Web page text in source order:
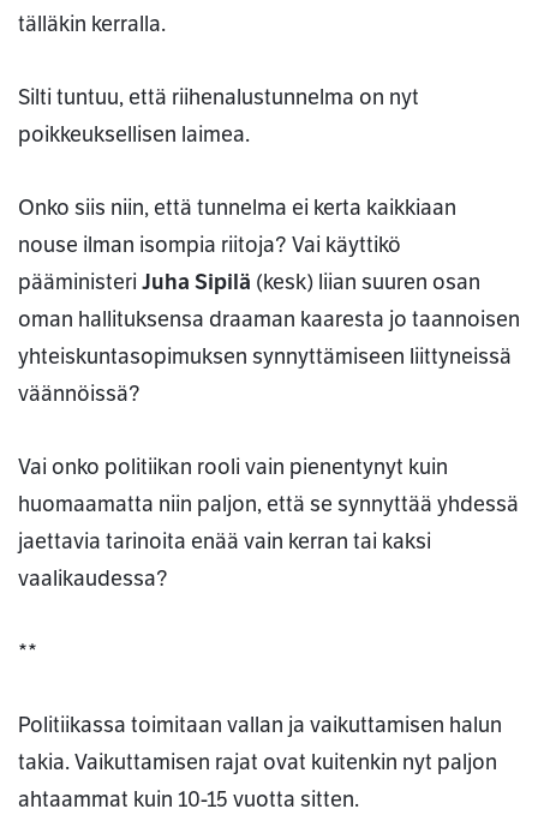
tälläkin kerralla.
Silti tuntuu, että riihenalustunnelma on nyt
poikkeuksellisen laimea.
Onko siis niin, että tunnelma ei kerta kaikkiaan
nouse ilman isompia riitoja? Vai käyttikö
pääministeriJuha Sipilä (kesk) liian suuren osan
oman hallituksensa draaman kaaresta jo taannoisen
yhteiskuntasopimuksen synnyttämiseen liittyneissä
väännöissä?
Vai onko politiikan rooli vain pienentynyt kuin
huomaamatta niin paljon, että se synnyttää yhdessä
jaettavia tarinoita enää vain kerran tai kaksi
vaalikaudessa?
**
Politiikassa toimitaan vallan ja vaikuttamisen halun
takia. Vaikuttamisen rajat ovat kuitenkin nyt paljon
ahtaammat kuin 10-15 vuotta sitten.